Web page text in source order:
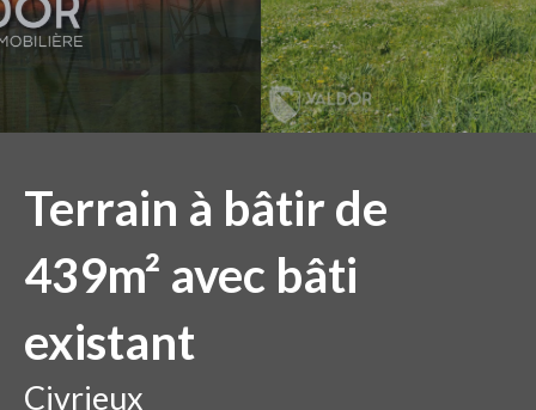
Terrain à bâtir de
439m² avec bâti
existant
Civrieux